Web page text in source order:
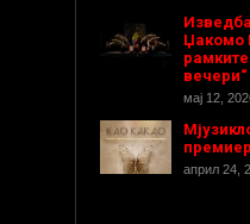
Џакомо
вечери“
мај 12,
април 24,